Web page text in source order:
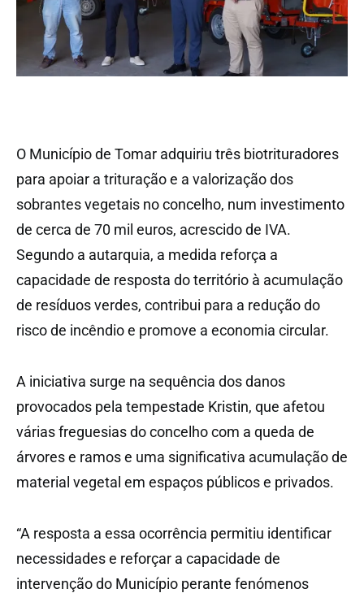
O Município de Tomar adquiriu três biotrituradores
para apoiar a trituração e a valorização dos
sobrantes vegetais no concelho, num investimento
de cerca de 70 mil euros, acrescido de IVA.
Segundo a autarquia, a medida reforça a
capacidade de resposta do território à acumulação
de resíduos verdes, contribui para a redução do
risco de incêndio e promove a economia circular.
A iniciativa surge na sequência dos danos
provocados pela tempestade Kristin, que afetou
várias freguesias do concelho com a queda de
árvores e ramos e uma significativa acumulação de
material vegetal em espaços públicos e privados.
“A resposta a essa ocorrência permitiu identificar
necessidades e reforçar a capacidade de
intervenção do Município perante fenómenos